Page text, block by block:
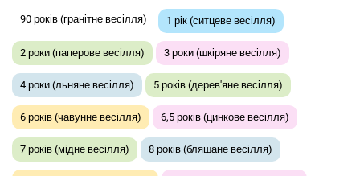
90 років (гранітне весілля) 1 рік (ситцеве весілля)
2 роки (паперове весілля) 3 роки (шкіряне весілля)
4 роки (льняне весілля) 5 років (дерев'яне весілля)
6 років (чавунне весілля) 6,5 років (цинкове весілля)
7 років (мідне весілля) 8 років (бляшане весілля)